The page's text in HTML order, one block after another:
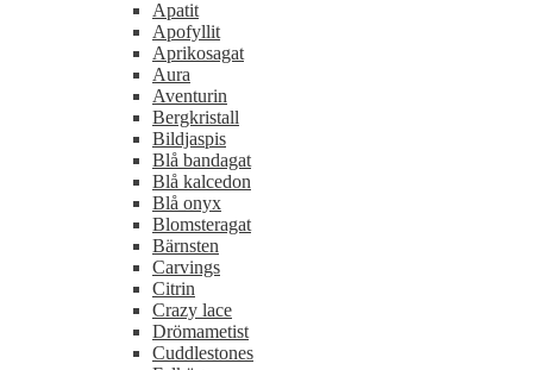
Apatit
Apofyllit
Aprikosagat
Aura
Aventurin
Bergkristall
Bildjaspis
Blå bandagat
Blå kalcedon
Blå onyx
Blomsteragat
Bärnsten
Carvings
Citrin
Crazy lace
Drömametist
Cuddlestones